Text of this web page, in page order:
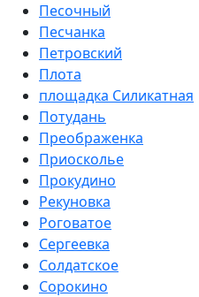
Песочный
Песчанка
Петровский
Плота
площадка Силикатная
Потудань
Преображенка
Приосколье
Прокудино
Рекуновка
Роговатое
Сергеевка
Солдатское
Сорокино